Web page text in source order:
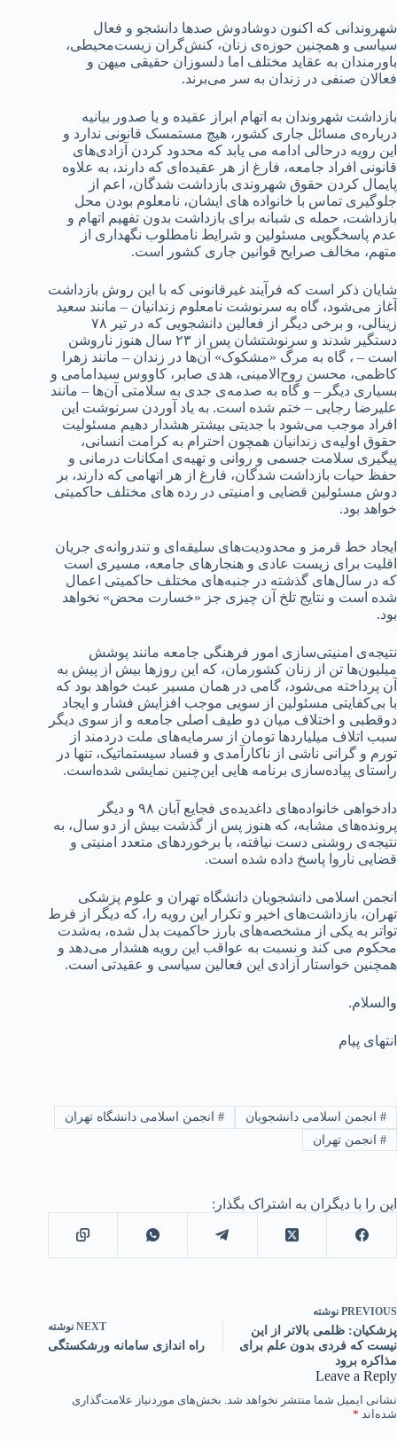
شهروندانی که اکنون دوشادوش صدها دانشجو و فعال
سیاسی و همچنین حوزه‌ی زنان، کنش‌گران زیست‌محیطی،
باورمندان به عقاید مختلف اما دلسوزان حقیقی میهن و
فعالان صنفی در زندان به سر می‌برند.
بازداشت شهروندان به اتهام ابراز عقیده و یا صدور بیانیه
درباره‌ی مسائل جاری کشور، هیچ مستمسک قانونی ندارد و
این رویه درحالی ادامه می یابد که محدود کردن آزادی‌های
قانونی افراد جامعه، فارغ از هر عقیده‌ای که دارند، به علاوه
پایمال کردن حقوق شهروندی بازداشت شدگان، اعم از
جلوگیری تماس با خانواده های ایشان، نامعلوم بودن محل
بازداشت، حمله ی شبانه برای بازداشت بدون تفهیم اتهام و
عدم پاسخگویی مسئولین و شرایط نامطلوب نگهداری از
متهم، مخالف صرایح قوانین جاری کشور است.
شایان ذکر است که فرآیند غیرقانونی که با این روش بازداشت
آغاز می‌شود، گاه به سرنوشت نامعلوم زندانیان – مانند سعید
زینالی، و برخی دیگر از فعالین دانشجویی که در تیر ۷۸
دستگیر شدند و سرنوشتشان پس از ۲۳ سال هنوز ناروشن
است – ، گاه به مرگ «مشکوک» آن‌ها در زندان – مانند زهرا
کاظمی، محسن روح‌الامینی، هدی صابر، کاووس سیدامامی و
بسیاری دیگر – و گاه به صدمه‌ی جدی به سلامتی آن‌ها – مانند
علیرضا رجایی – ختم شده است. به یاد آوردن سرنوشت این
افراد موجب می‌شود با جدیتی بیشتر هشدار دهیم مسئولیت
حقوق اولیه‌ی زندانیان همچون احترام به کرامت انسانی،
پیگیری سلامت جسمی و روانی و تهیه‌ی امکانات درمانی و
حفظ حیات بازداشت شدگان، فارغ از هر اتهامی که دارند، بر
دوش مسئولین قضایی و امنیتی در رده های مختلف حاکمیتی
خواهد‌ بود.
ایجاد خط قرمز و محدودیت‌های سلیقه‌ای و تندروانه‌ی جریان
اقلیت برای زیست عادی و هنجارهای جامعه‌، مسیری است
که در سال‌های گذشته در جنبه‌های مختلف حاکمیتی اعمال
شده است و نتایج تلخ آن چیزی جز «خسارت محض» نخواهد
بود.
نتیجه‌ی امنیتی‌سازی امور فرهنگی جامعه مانند پوشش
میلیون‌ها تن از زنان کشورمان، که این روزها بیش از پیش به
آن پرداخته می‌شود، گامی در همان مسیر عبث خواهد بود که
با بی‌کفایتی مسئولین از سویی موجب افزایش فشار و ایجاد
دوقطبی و اختلاف میان دو طیف اصلی جامعه و از سوی دیگر
سبب اتلاف میلیاردها تومان از سرمایه‌های ملت دردمند از
تورم و گرانی ناشی از ناکارآمدی و فساد سیستماتیک، تنها در
راستای پیاده‌سازی برنامه‌ هایی این‌چنین نمایشی شده‌است.
دادخواهی خانواده‌های داغدیده‌ی فجایع آبان ۹۸ و دیگر
پرونده‌های مشابه، که هنوز پس از گذشت بیش از دو سال، به
نتیجه‌ی روشنی دست نیافته، با برخوردهای متعدد امنیتی و
قضایی ناروا پاسخ داده شده است.
انجمن اسلامی دانشجویان دانشگاه تهران و علوم پزشکی
تهران، بازداشت‌های اخیر و تکرار این رویه را، که دیگر از فرط
تواتر به یکی از مشخصه‌های بارز حاکمیت بدل شده، به‌شدت
محکوم می کند و نسبت به عواقب این رویه هشدار می‌دهد و
همچنین خواستار آزادی این فعالین سیاسی و عقیدتی است.
والسلام.
انتهای پیام
#انجمن اسلامی دانشجویان #انجمن اسلامی دانشگاه تهران
#انجمن تهران
این را با دیگران به اشتراک بگذار:
PREVIOUS نوشته
پزشکیان: ظلمی بالاتر از این
نیست که فردی بدون علم برای
مذاکره برود
NEXT نوشته
راه اندازی سامانه ورشکستگی
Leave a Reply
نشانی ایمیل شما منتشر نخواهد شد. بخش‌های موردنیاز علامت‌گذاری
شده‌اند *